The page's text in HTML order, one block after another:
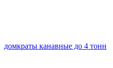
домкраты канавные до 4 тонн